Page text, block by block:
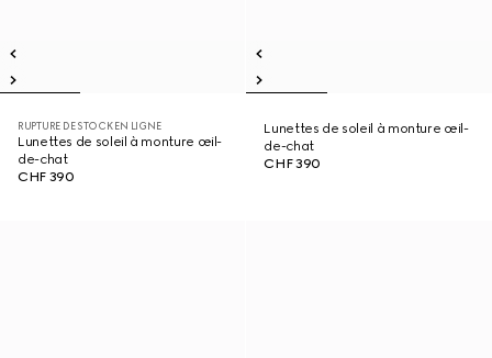
RUPTURE DE STOCK EN LIGNE
Lunettes de soleil à monture œil-
de-chat
CHF 390
Lunettes de soleil à monture œil-
de-chat
CHF 390